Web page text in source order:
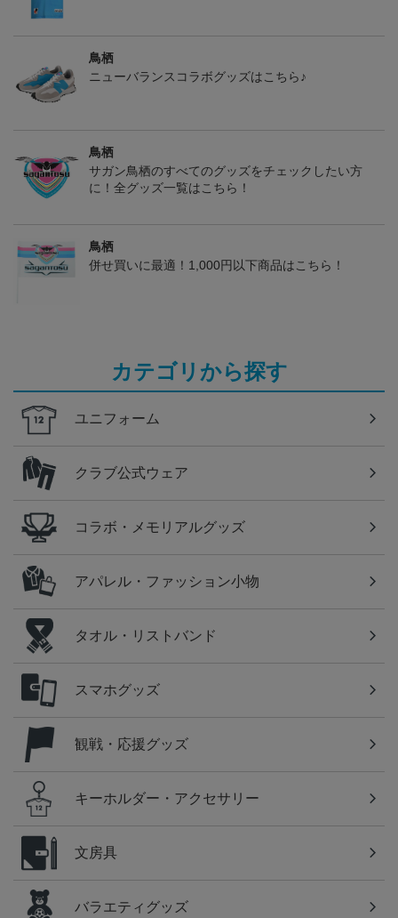
鳥栖
ニューバランスコラボグッズはこちら♪
鳥栖
サガン鳥栖のすべてのグッズをチェックしたい方
に！全グッズ一覧はこちら！
鳥栖
併せ買いに最適！1,000円以下商品はこちら！
カテゴリから探す
ユニフォーム
クラブ公式ウェア
コラボ・メモリアルグッズ
アパレル・ファッション小物
タオル・リストバンド
スマホグッズ
観戦・応援グッズ
キーホルダー・アクセサリー
文房具
バラエティグッズ